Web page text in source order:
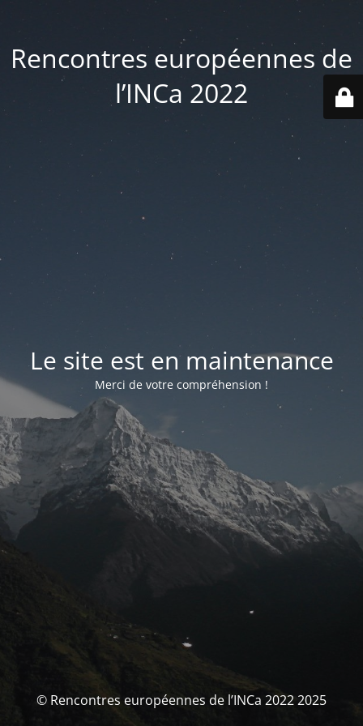
Rencontres européennes de
l’INCa 2022
Le site est en maintenance
Merci de votre compréhension !
© Rencontres européennes de l’INCa 2022 2025